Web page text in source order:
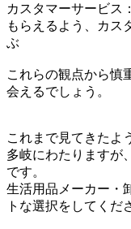
カスタマーサービス
もらえるよう、カス
ぶ
これらの観点から慎
会えるでしょう。
これまで見てきたよ
多岐にわたりますが
です。
生活用品メーカー・
トな選択をしてくだ